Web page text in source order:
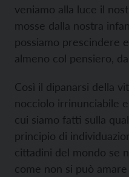
veniamo alla luce il
mosse dalla nostra
possiamo prescindere
almeno col pensiero,
Così il dipanarsi della
nocciolo irrinunciabile
cui siamo fatti sulla
principio di
cittadini del mondo se
come non si può